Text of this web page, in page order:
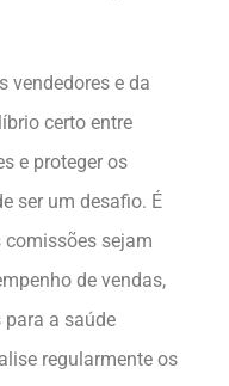
vendedores e da
certo entre
e proteger os
ser um desafio. É
sejam
de vendas,
a saúde
regularmente os